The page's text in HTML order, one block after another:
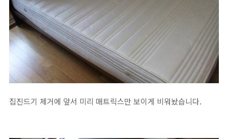
집진드기 제거에 앞서 미리 매트릭스만 보이게 비워놨습니다.